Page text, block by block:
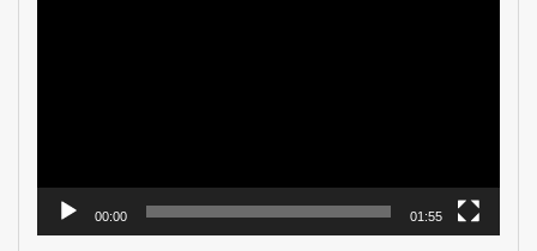
00:00 01:55